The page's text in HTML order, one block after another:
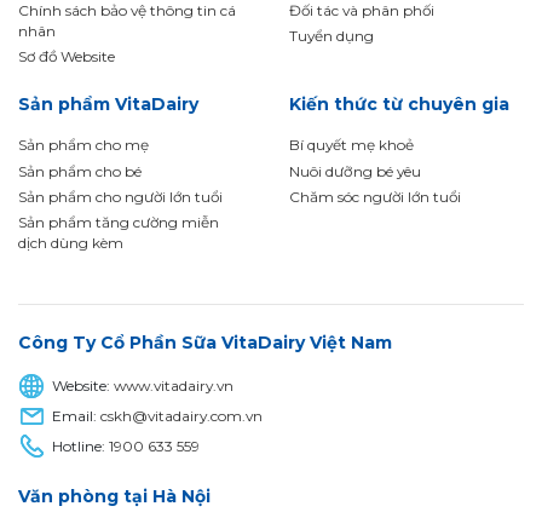
Chính sách bảo vệ thông tin cá
nhân
Sơ đồ Website
Đối tác và phân phối
Tuyển dụng
Sản phẩm VitaDairy
Sản phẩm cho mẹ
Sản phẩm cho bé
Sản phẩm cho người lớn tuổi
Sản phẩm tăng cường miễn
dịch dùng kèm
Kiến thức từ chuyên gia
Bí quyết mẹ khoẻ
Nuôi dưỡng bé yêu
Chăm sóc người lớn tuổi
Công Ty Cổ Phần Sữa VitaDairy Việt Nam
Website:www.vitadairy.vn
Email:cskh@vitadairy.com.vn
Hotline:1900 633 559
Văn phòng tại Hà Nội